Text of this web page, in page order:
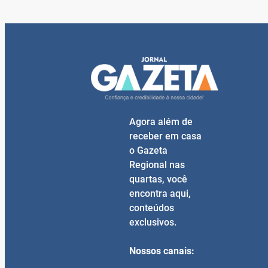
Agora além de
receber em casa
o Gazeta
Regional nas
quartas, você
encontra aqui,
conteúdos
exclusivos.
Nossos canais: